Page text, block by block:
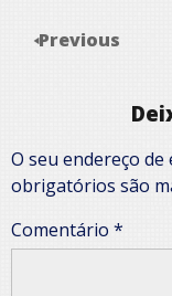
Previous
O seu endereço
obrigatórios são
Comentário *